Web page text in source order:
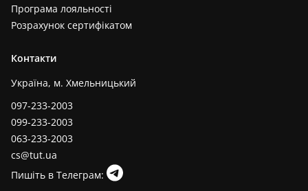
Програма лояльності
Розрахунок сертифікатом
Контакти
Україна, м. Хмельницький
097-233-2003
099-233-2003
063-233-2003
cs@tut.ua
Пишіть в Телеграм: